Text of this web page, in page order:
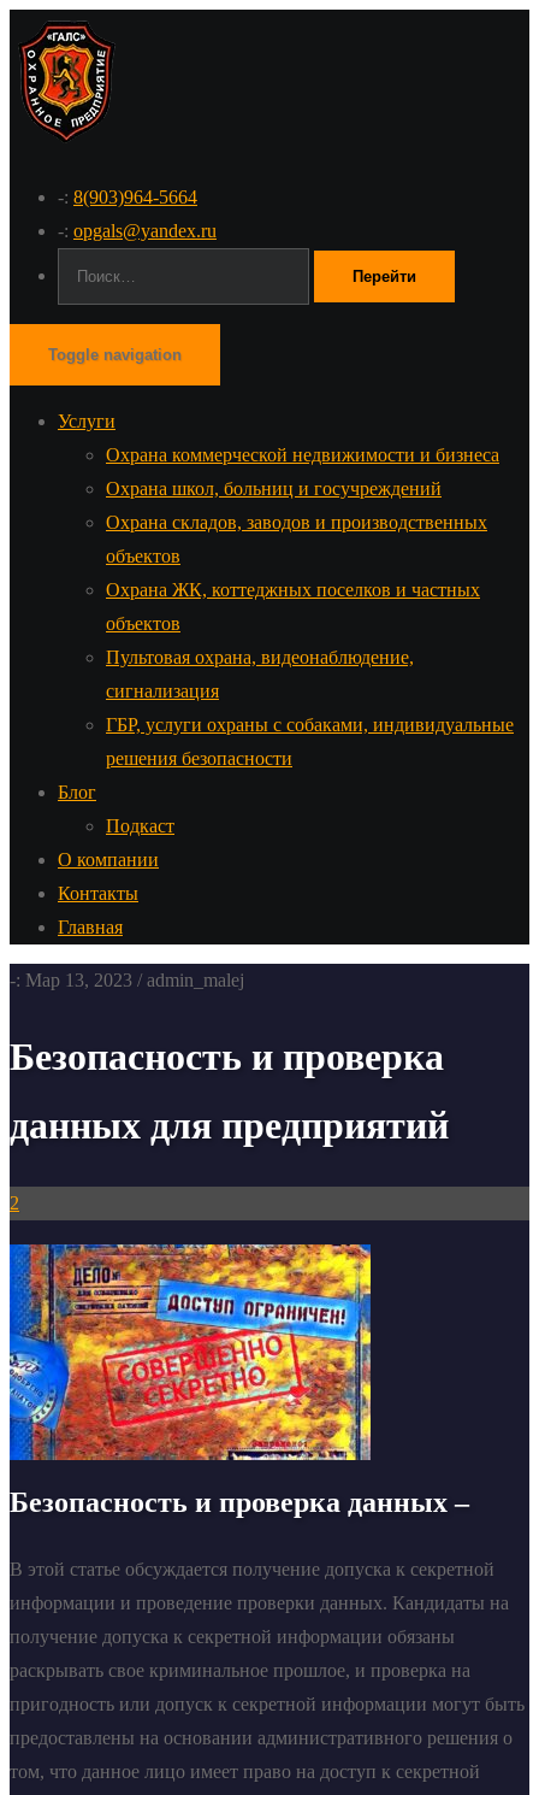
-: 8(903)964-5664
-: opgals@yandex.ru
Toggle navigation
Услуги
Охрана коммерческой недвижимости и бизнеса
Охрана школ, больниц и госучреждений
Охрана складов, заводов и производственных
объектов
Охрана ЖК, коттеджных поселков и частных
объектов
Пультовая охрана, видеонаблюдение,
сигнализация
ГБР, услуги охраны с собаками, индивидуальные
решения безопасности
Блог
Подкаст
О компании
Контакты
Главная
-: Мар 13, 2023 / admin_malej
Безопасность и проверка
данных для предприятий
2
Безопасность и проверка данных –
В этой статье обсуждается получение допуска к секретной
информации и проведение проверки данных. Кандидаты на
получение допуска к секретной информации обязаны
раскрывать свое криминальное прошлое, и проверка на
пригодность или допуск к секретной информации могут быть
предоставлены на основании административного решения о
том, что данное лицо имеет право на доступ к секретной